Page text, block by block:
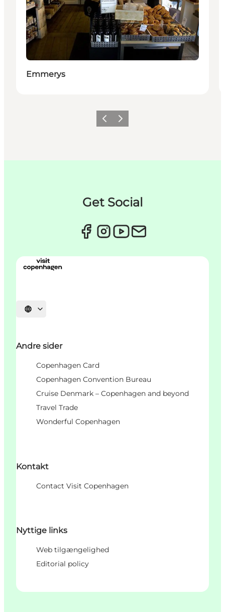
Emmerys
ForrigeNæste
Get Social
Vælg sprog
Andre sider
Copenhagen Card
Copenhagen Convention Bureau
Cruise Denmark – Copenhagen and beyond
Travel Trade
Wonderful Copenhagen
Kontakt
Contact Visit Copenhagen
Nyttige links
Web tilgængelighed
Editorial policy